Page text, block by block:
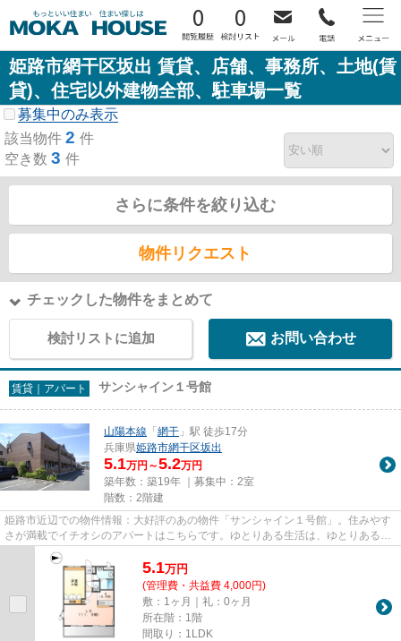
0 0
姫路市網干区坂出 賃貸、店舗、事務所、土地(賃
貸)、住宅以外建物全部、駐車場一覧
募集中のみ表示
該当物件 2 件
空き数 3 件
さらに条件を絞り込む
物件リクエスト
チェックした物件をまとめて
検討リストに追加 お問い合わせ
賃貸｜アパート サンシャイン１号館
山陽本線 「網干 」駅 徒歩17分
兵庫県姫路市網干区坂出
5.1万円～5.2万円
築年数：築19年 ｜募集中： 2室
階数：2階建
姫路市近辺での物件情報：大好評のあの物件「サンシャイン１号館」。住みやす
さが満載でイチオシのアパートはこちらです。ゆとりある生活は、ゆとりある心
を形成していきます。そのた...
5.1万円
(管理費・共益費 4,000円)
敷：1ヶ月｜礼：0ヶ月
所在階：1階
間取り：1LDK